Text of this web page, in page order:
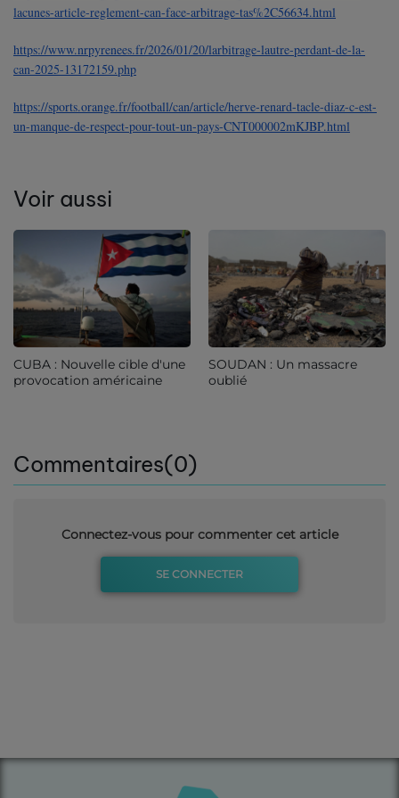
lacunes-article-reglement-can-face-arbitrage-tas%2C56634.html
https://www.nrpyrenees.fr/2026/01/20/larbitrage-lautre-perdant-de-la-
can-2025-13172159.php
https://sports.orange.fr/football/can/article/herve-renard-tacle-diaz-c-est-
un-manque-de-respect-pour-tout-un-pays-CNT000002mKJBP.html
Voir aussi
CUBA : Nouvelle cible d'une
provocation américaine
SOUDAN : Un massacre
oublié
Commentaires(0)
Connectez-vous pour commenter cet article
SE CONNECTER